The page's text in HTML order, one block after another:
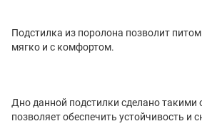
Подстилка из поролона позволит
мягко и с комфортом.
Дно данной подстилки сделано такими
позволяет обеспечить устойчивость и